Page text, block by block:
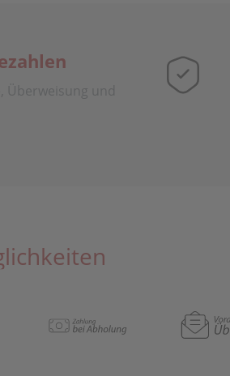
Überweisung und